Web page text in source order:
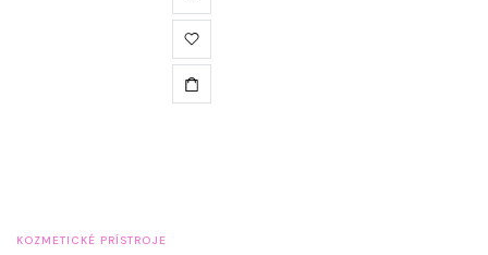
produkt
má
viacero
variantov.
KOZMETICKÉ PRÍSTROJE